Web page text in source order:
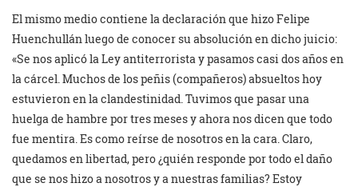
El mismo medio contiene la declaración que hizo Felipe
Huenchullán luego de conocer su absolución en dicho juicio:
«Se nos aplicó la Ley antiterrorista y pasamos casi dos años en
la cárcel. Muchos de los peñis (compañeros) absueltos hoy
estuvieron en la clandestinidad. Tuvimos que pasar una
huelga de hambre por tres meses y ahora nos dicen que todo
fue mentira. Es como reírse de nosotros en la cara. Claro,
quedamos en libertad, pero ¿quién responde por todo el daño
que se nos hizo a nosotros y a nuestras familias? Estoy